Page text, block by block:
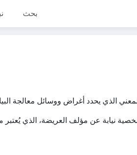
بحث
الذي يحدد أغراض ووسائل معالجة
نيابة عن مؤلف العريضة، الذي يُعتبر